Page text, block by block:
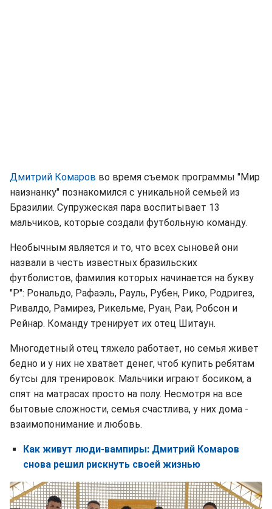
Дмитрий Комаров во время съемок программы "Мир
наизнанку" познакомился с уникальной семьей из
Бразилии. Супружеская пара воспитывает 13
мальчиков, которые создали футбольную команду.
Необычным является и то, что всех сыновей они
назвали в честь известных бразильских
футболистов, фамилия которых начинается на букву
"Р": Рональдо, Рафаэль, Рауль, Рубен, Рико, Родригез,
Ривалдо, Рамирез, Рикельме, Руан, Раи, Робсон и
Рейнар. Команду тренирует их отец Шитаун.
Многодетный отец тяжело работает, но семья живет
бедно и у них не хватает денег, чтоб купить ребятам
бутсы для тренировок. Мальчики играют босиком, а
спят на матрасах просто на полу. Несмотря на все
бытовые сложности, семья счастлива, у них дома -
взаимопонимание и любовь.
Как живут люди-вампиры: Дмитрий Комаров
снова решил рискнуть своей жизнью